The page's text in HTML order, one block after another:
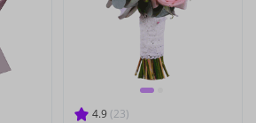
4.9 (23)